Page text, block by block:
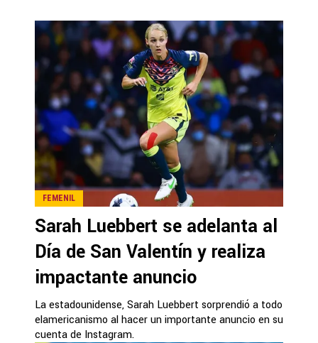
FEMENIL
Sarah Luebbert se adelanta al
Día de San Valentín y realiza
impactante anuncio
La estadounidense, Sarah Luebbert sorprendió a todo
elamericanismo al hacer un importante anuncio en su
cuenta de Instagram.